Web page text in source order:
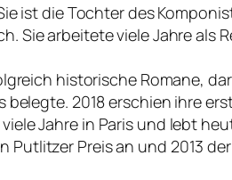
ist die Tochter des
Sie arbeitete viele Jahre als
historische Romane,
2018 erschien ihre
Jahre in Paris und lebt
Putlitzer Preis an und 2013